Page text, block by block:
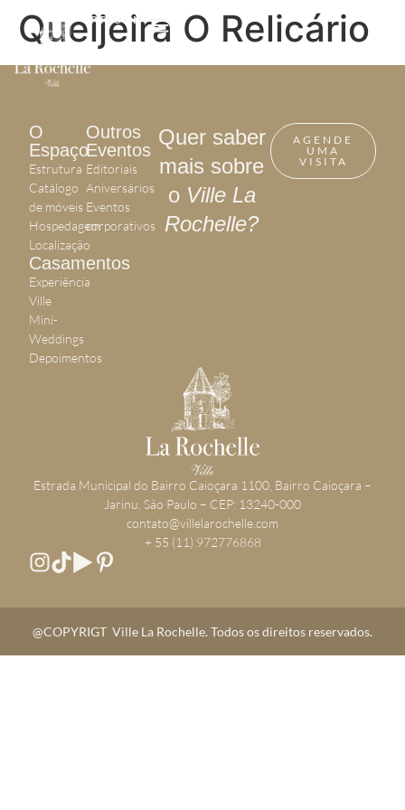
PT LOGIN
Queijeira O Relicário
O
Espaço
Estrutura
Catálogo
de móveis
Hospedagem
Localização
Casamentos
Experiência
Ville
Mini-
Weddings
Depoimentos
Outros
Eventos
Editoriais
Aniversários
Eventos
corporativos
Quer saber
mais sobre
o Ville La
Rochelle?
AGENDE
UMA
VISITA
​Estrada Municipal do Bairro Caioçara 1100, Bairro Caioçara –
Jarinu, São Paulo – CEP: 13240-000
contato@villelarochelle.com
+ 55 (11) 972776868
@COPYRIGT Ville La Rochelle. Todos os direitos reservados.